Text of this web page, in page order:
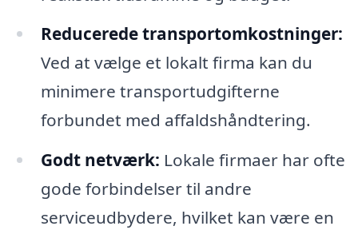
Reducerede transportomkostninger:
Ved at vælge et lokalt firma kan du
minimere transportudgifterne
forbundet med affaldshåndtering.
Godt netværk: Lokale firmaer har ofte
gode forbindelser til andre
serviceudbydere, hvilket kan være en